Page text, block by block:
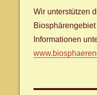
Wir unterstützen
Informationen